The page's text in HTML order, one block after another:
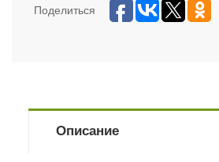
Поделиться
Описание